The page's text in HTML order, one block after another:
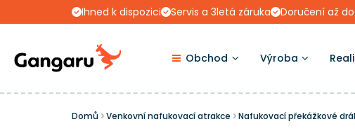
Ihned k dispozici Servis a 3letá záruka Doručení až
Obchod Výroba
Domů Venkovní nafukovací atrakce Nafukovací překážkové